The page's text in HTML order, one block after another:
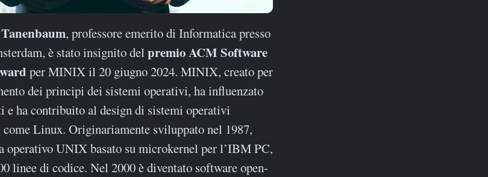
Tanenbaum, professore emerito di Informatica presso
è stato insignito del premio ACM Software
per MINIX il 20 giugno 2024. MINIX, creato per
dei principi dei sistemi operativi, ha influenzato
e ha contribuito al design di sistemi operativi
Linux. Originariamente sviluppato nel 1987,
operativo UNIX basato su microkernel per l’IBM PC,
linee di codice. Nel 2000 è diventato software open-